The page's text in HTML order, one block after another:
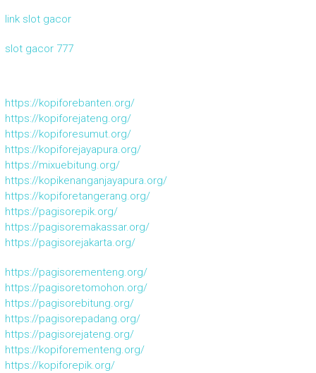
link slot gacor
slot gacor 777
https://kopiforebanten.org/
https://kopiforejateng.org/
https://kopiforesumut.org/
https://kopiforejayapura.org/
https://mixuebitung.org/
https://kopikenanganjayapura.org/
https://kopiforetangerang.org/
https://pagisorepik.org/
https://pagisoremakassar.org/
https://pagisorejakarta.org/
https://pagisorementeng.org/
https://pagisoretomohon.org/
https://pagisorebitung.org/
https://pagisorepadang.org/
https://pagisorejateng.org/
https://kopiforementeng.org/
https://kopiforepik.org/